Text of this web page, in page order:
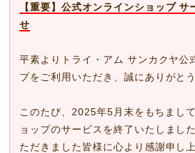
【重要】公式オンラインショップ サ
せ
平素よりトライ・アム サンカクヤ公
プをご利用いただき、誠にありがと
このたび、2025年5月末をもちまし
ョップのサービスを終了いたしまし
ただきました皆様に心より感謝申し上